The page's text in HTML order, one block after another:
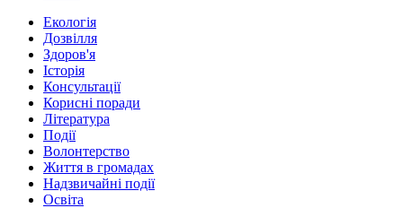
Екологія
Дозвілля
Здоров'я
Історія
Консультації
Корисні поради
Література
Події
Волонтерство
Життя в громадах
Надзвичайні події
Освіта